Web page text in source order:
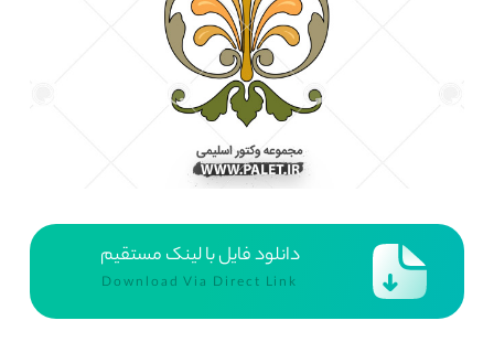
دانلود فایل با لینک مستقیم
Download Via Direct Link